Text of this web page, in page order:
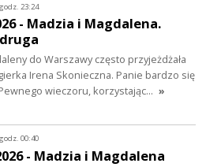
23:24
- Madzia i Magdalena.
do Warszawy często przyjeżdżała
Irena Skonieczna. Panie bardzo się
wieczoru, korzystając… »
00:40
- Madzia i Magdalena